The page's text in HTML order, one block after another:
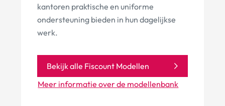
kantoren praktische en uniforme
ondersteuning bieden in hun dagelijkse
werk.
Bekijk alle Fiscount Modellen
Meer informatie over de modellenbank